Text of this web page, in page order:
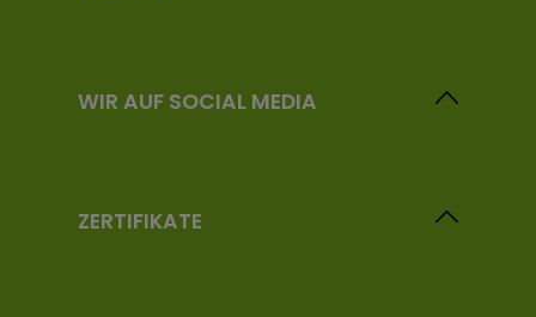
WIR AUF SOCIAL MEDIA
ZERTIFIKATE